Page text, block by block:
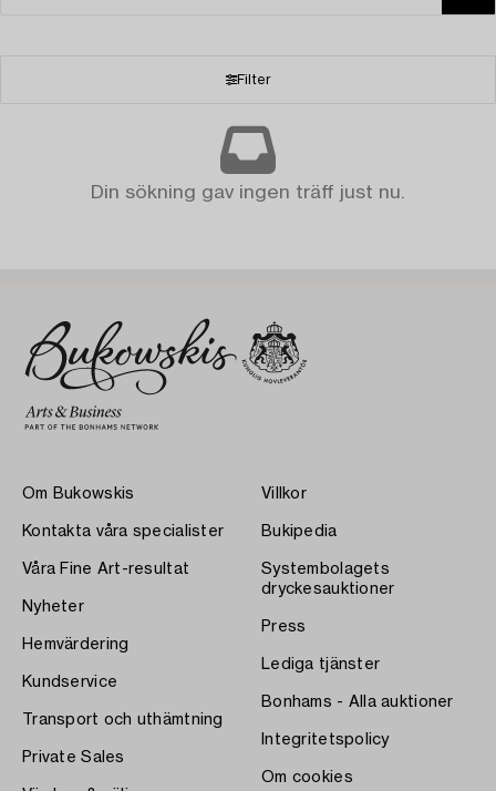
Filter
Din sökning gav ingen träff just nu.
Om Bukowskis
Kontakta våra specialister
Våra Fine Art-resultat
Nyheter
Hemvärdering
Kundservice
Transport och uthämtning
Private Sales
Villkor
Bukipedia
Systembolagets
dryckesauktioner
Press
Lediga tjänster
Bonhams - Alla auktioner
Integritetspolicy
Om cookies